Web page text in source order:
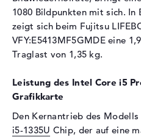
Kartenleser
Unterstützte Flash-
Audio
Webcam
1080 Bildpunkten mit sich. In
zeigt sich beim Fujitsu
VFY:E5413MF5GMDE eine
Traglast von 1,35 kg.
Leistung des Intel Core i5
Grafikkarte
Den Kernantrieb des
i5-1335U Chip, der auf eine